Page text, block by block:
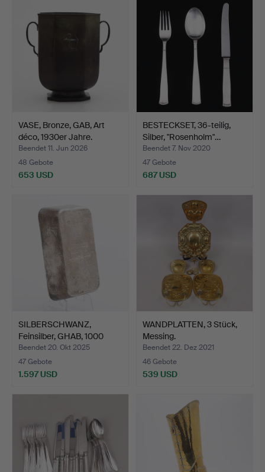
VASE, Bronze, GAB, Art
déco, 1930er Jahre.
Beendet 11. Jun 2026
48 Gebote
653 USD
BESTECKSET, 36-teilig,
Silber, "Rosenholm"…
Beendet 7. Nov 2020
47 Gebote
687 USD
SILBERSCHWANZ,
Feinsilber, GHAB, 1000
Gram…
Beendet 20. Okt 2025
47 Gebote
1.597 USD
WANDPLATTEN, 3 Stück,
Messing.
Beendet 22. Dez 2021
46 Gebote
539 USD